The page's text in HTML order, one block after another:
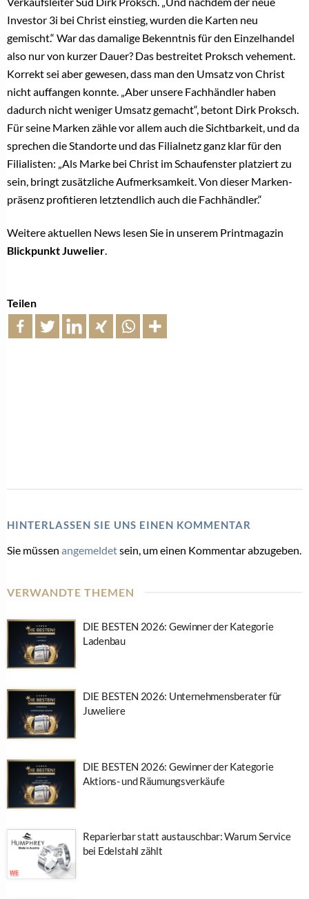
Investor 3i bei Christ einstieg, wurden die Karten neu
gemischt.“ War das damalige Bekenntnis für den Einzelhandel
also nur von kurzer Dauer? Das bestreitet Proksch vehement.
Korrekt sei aber gewesen, dass man den Umsatz von Christ
nicht auffangen konnte. „Aber unsere Fachhändler haben
dadurch nicht weniger Umsatz gemacht“, betont Dirk Proksch.
Für seine Marken zähle vor allem auch die Sichtbarkeit, und da
sprechen die Standorte und das Filialnetz ganz klar für den
Filialisten: „Als Marke bei Christ im Schaufenster platziert zu
sein, bringt zusätzliche Aufmerksamkeit. Von dieser Marken-
präsenz profitieren letztendlich auch die Fachhändler.“
Weitere aktuellen News lesen Sie in unserem Printmagazin
Blickpunkt Juwelier
Teilen
HINTERLASSEN SIE UNS EINEN KOMMENTAR
Sie müssen angemeldetsein, um einen Kommentar abzugeben.
VERWANDTE THEMEN
DIE BESTEN 2026: Gewinner der Kategorie
Ladenbau
DIE BESTEN 2026: Unternehmensberater für
Juweliere
DIE BESTEN 2026: Gewinner der Kategorie
Aktions- und Räumungsverkäufe
Reparierbar statt austauschbar: Warum Service
bei Edelstahl zählt